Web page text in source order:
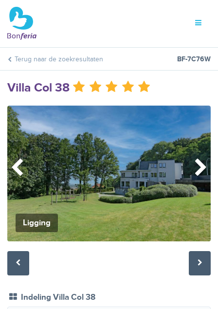
Terug naar de zoekresultaten BF-7C76W
Villa Col 38
Ligging
Indeling Villa Col 38